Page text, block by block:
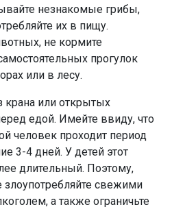
незнакомые грибы,
их в пищу.
не кормите
прогулок
или в лесу.
крана или открытых
едой. Имейте ввиду, что
человек проходит период
3-4 дней. У детей этот
длительный. Поэтому,
свежими
а также ограничьте